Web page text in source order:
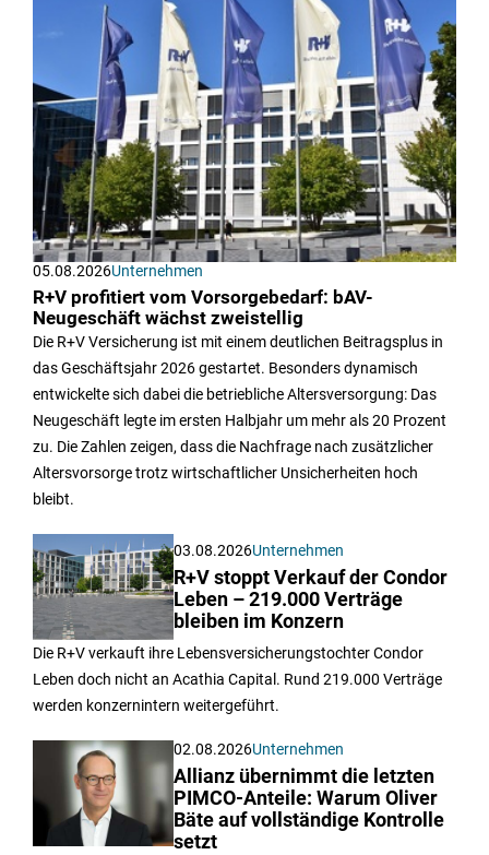
05.08.2026Unternehmen
R+V profitiert vom Vorsorgebedarf: bAV-
Neugeschäft wächst zweistellig
Die R+V Versicherung ist mit einem deutlichen Beitragsplus in
das Geschäftsjahr 2026 gestartet. Besonders dynamisch
entwickelte sich dabei die betriebliche Altersversorgung: Das
Neugeschäft legte im ersten Halbjahr um mehr als 20 Prozent
zu. Die Zahlen zeigen, dass die Nachfrage nach zusätzlicher
Altersvorsorge trotz wirtschaftlicher Unsicherheiten hoch
bleibt.
03.08.2026Unternehmen
R+V stoppt Verkauf der Condor
Leben – 219.000 Verträge
bleiben im Konzern
Die R+V verkauft ihre Lebensversicherungstochter Condor
Leben doch nicht an Acathia Capital. Rund 219.000 Verträge
werden konzernintern weitergeführt.
02.08.2026Unternehmen
Allianz übernimmt die letzten
PIMCO-Anteile: Warum Oliver
Bäte auf vollständige Kontrolle
setzt